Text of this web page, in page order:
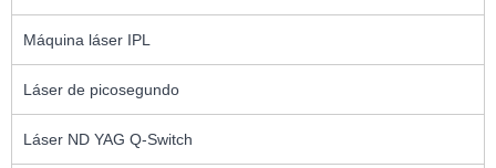
Máquina láser IPL
Láser de picosegundo
Láser ND YAG Q-Switch